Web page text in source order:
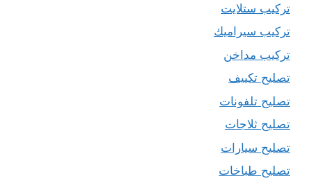
تركيب ستلايت
تركيب سيراميك
تركيب مداخن
تصليح تكييف
تصليح تلفونات
تصليح ثلاجات
تصليح سيارات
تصليح طباخات